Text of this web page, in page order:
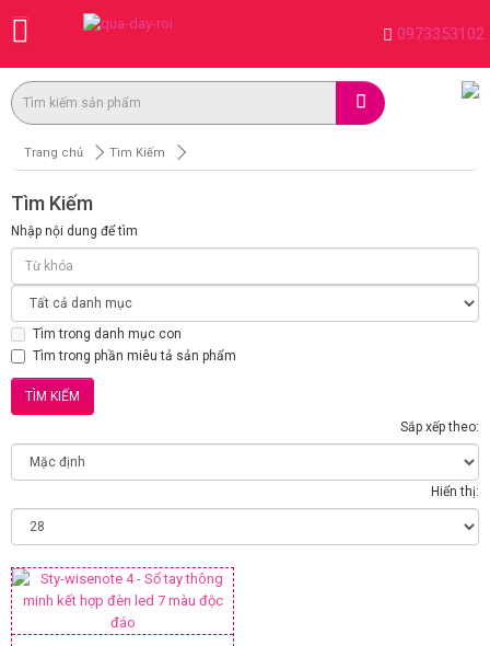
0973353102
Trang chủ Tìm Kiếm
Tìm Kiếm
Nhập nội dung để tìm
Tìm trong danh mục con
Tìm trong phần miêu tả sản phẩm
Sắp xếp theo:
Hiển thị: